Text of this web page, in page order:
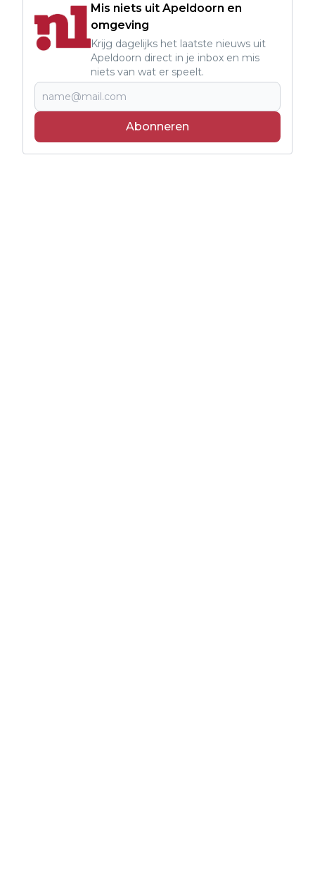
Mis niets uit Apeldoorn en
omgeving
Krijg dagelijks het laatste nieuws uit
Apeldoorn direct in je inbox en mis
niets van wat er speelt.
Abonneren